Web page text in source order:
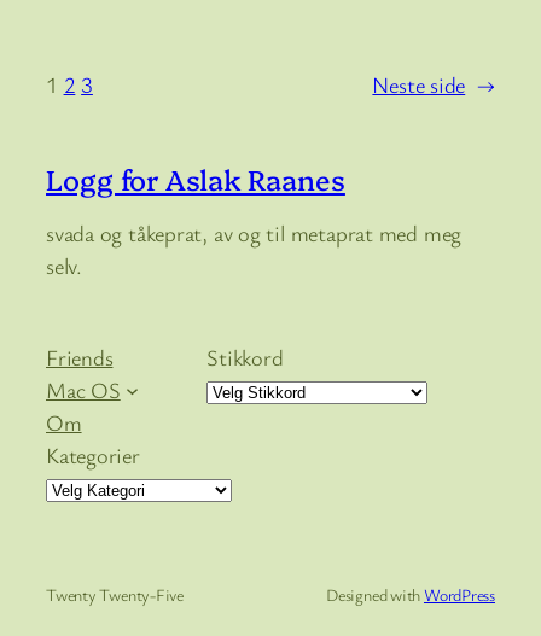
1 2 3 Neste side →
Logg for Aslak Raanes
svada og tåkeprat, av og til metaprat med meg
selv.
Friends
Mac OS
Om
Stikkord
Kategorier
Twenty Twenty-Five Designed withWordPress